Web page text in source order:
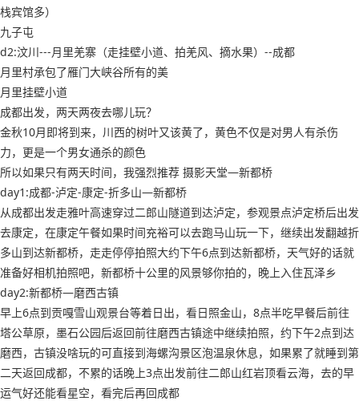
栈宾馆多）
九子屯
d2:汶川---月里羌寨（走挂壁小道、拍羌风、摘水果）--成都
月里村承包了雁门大峡谷所有的美
月里挂壁小道
成都出发，两天两夜去哪儿玩？
金秋10月即将到来，川西的树叶又该黄了，黄色不仅是对男人有杀伤
力，更是一个男女通杀的颜色
所以如果只有两天时间，我强烈推荐 摄影天堂—新都桥
day1:成都-泸定-康定-折多山—新都桥
从成都出发走雅叶高速穿过二郎山隧道到达泸定，参观景点泸定桥后出发
去康定，在康定午餐如果时间充裕可以去跑马山玩一下，继续出发翻越折
多山到达新都桥，走走停停拍照大约下午6点到达新都桥，天气好的话就
准备好相机拍照吧，新都桥十公里的风景够你拍的，晚上入住瓦泽乡
day2:新都桥—磨西古镇
早上6点到贡嘎雪山观景台等着日出，看日照金山，8点半吃早餐后前往
塔公草原，墨石公园后返回前往磨西古镇途中继续拍照，约下午2点到达
磨西，古镇没啥玩的可直接到海螺沟景区泡温泉休息，如果累了就睡到第
二天返回成都，不累的话晚上3点出发前往二郎山红岩顶看云海，去的早
运气好还能看星空，看完后再回成都